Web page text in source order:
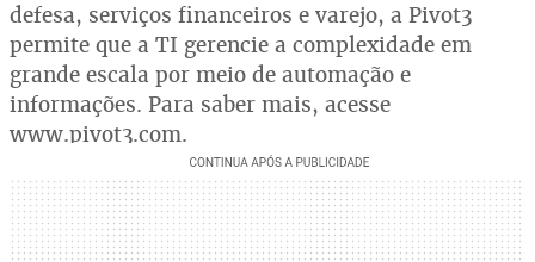
defesa, serviços financeiros e varejo, a Pivot3
permite que a TI gerencie a complexidade em
grande escala por meio de automação e
informações. Para saber mais, acesse
www.pivot3.com.